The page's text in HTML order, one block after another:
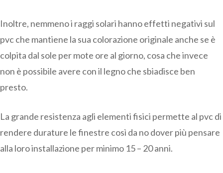
Inoltre, nemmeno i raggi solari hanno effetti negativi sul
pvc che mantiene la sua colorazione originale anche se è
colpita dal sole per mote ore al giorno, cosa che invece
non è possibile avere con il legno che sbiadisce ben
presto.
La grande resistenza agli elementi fisici permette al pvc di
rendere durature le finestre così da no dover più pensare
alla loro installazione per minimo 15 – 20 anni.